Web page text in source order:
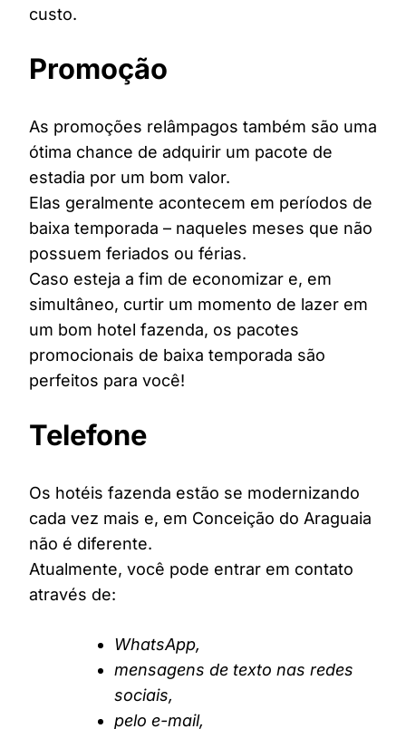
custo.
Promoção
As promoções relâmpagos também são uma
ótima chance de adquirir um pacote de
estadia por um bom valor.
Elas geralmente acontecem em períodos de
baixa temporada – naqueles meses que não
possuem feriados ou férias.
Caso esteja a fim de economizar e, em
simultâneo, curtir um momento de lazer em
um bom hotel fazenda, os pacotes
promocionais de baixa temporada são
perfeitos para você!
Telefone
Os hotéis fazenda estão se modernizando
cada vez mais e, em Conceição do Araguaia
não é diferente.
Atualmente, você pode entrar em contato
através de:
WhatsApp,
mensagens de texto nas redes
sociais,
pelo e-mail,